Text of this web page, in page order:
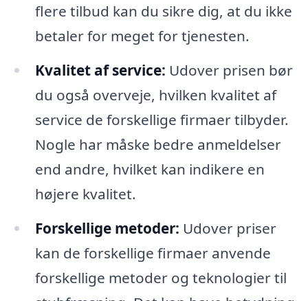
flere tilbud kan du sikre dig, at du ikke
betaler for meget for tjenesten.
Kvalitet af service: Udover prisen bør
du også overveje, hvilken kvalitet af
service de forskellige firmaer tilbyder.
Nogle har måske bedre anmeldelser
end andre, hvilket kan indikere en
højere kvalitet.
Forskellige metoder: Udover priser
kan de forskellige firmaer anvende
forskellige metoder og teknologier til